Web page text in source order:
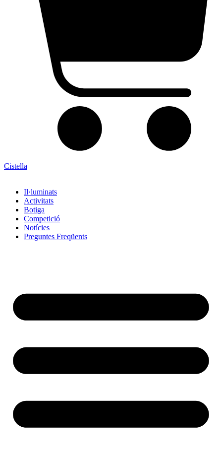
Cistella
Il·luminats
Activitats
Botiga
Competició
Notícies
Preguntes Freqüents